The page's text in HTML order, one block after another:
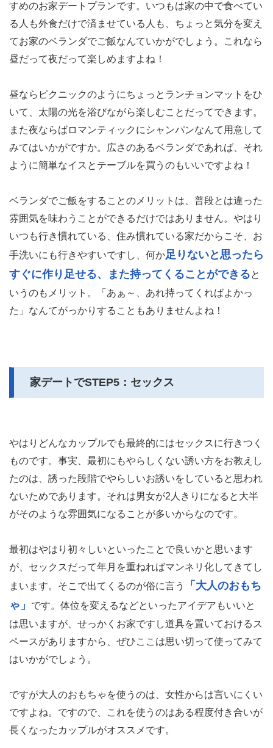
すめのお家デートプランです。いつもは家の中で食べてい
る人も外食だけで済ませている人も、ちょっと気分を変え
てお家のベランダでご飯なんていかがでしょう。これなら
昼だって夜だって楽しめますよね！
昼ならピクニックのようにちょっとランチョンマットをひ
いて、太陽の光を浴びながら楽しむことだってできます。
また夜ならばロマンティックにシャンパンなんて用意して
みてはいかがですか。広さのあるベランダであれば、それ
ように簡単なイスとテーブルを買うのもいいですよね！
ベランダでご飯をすることのメリットは、普段とは違った
雰囲気を味わうことができるだけではありません。やはり
いつも行き慣れている、住み慣れている家だからこそ、お
手洗いにも行きやすいですし、何か足りないと思ったら
すぐに作り足せる、また持ってくることができると
いうのもメリット。「あぁ～、あれ持ってくればよかっ
た」なんてがっかりすることもありませんよね！
家デートでSTEP5：セックス
やはりどんなカップルでも最終的にはセックスに行きつく
ものです。事実、最初にもやらしくない誘い方をお教えし
たのは、誘った段階でやらしいお誘いをしていると思われ
ないためであります。それは男女が2人きりになると大半
がそのような雰囲気になることが多いからなのです。
最初はやはり初々しいといったことで良いかと思います
が、セックスだって年月を重ねればマンネリ化してきてし
まいます。そこで出てくるのが俗に言う
「大人のおもち
ゃ」
です。体位を変えるなどといったアイデアもいいと
は思いますが、せっかくお家ですし道具を置いておけるス
ペースがありますから、ぜひここは思い切って使ってみて
はいかがでしょう。
ですが大人のおもちゃを使うのは、女性からは言いにくい
ですよね。ですので、これを使うのはある程度付き合いが
長くなったカップルがオススメです。